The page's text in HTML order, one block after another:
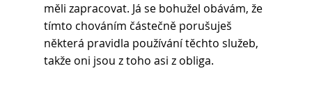
měli zapracovat. Já se bohužel obávám, že
tímto chováním částečně porušuješ
některá pravidla používání těchto služeb,
takže oni jsou z toho asi z obliga.